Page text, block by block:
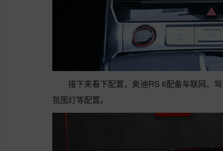
接下来看下配置，奥迪RS 6配备车联网、
氛围灯等配置。